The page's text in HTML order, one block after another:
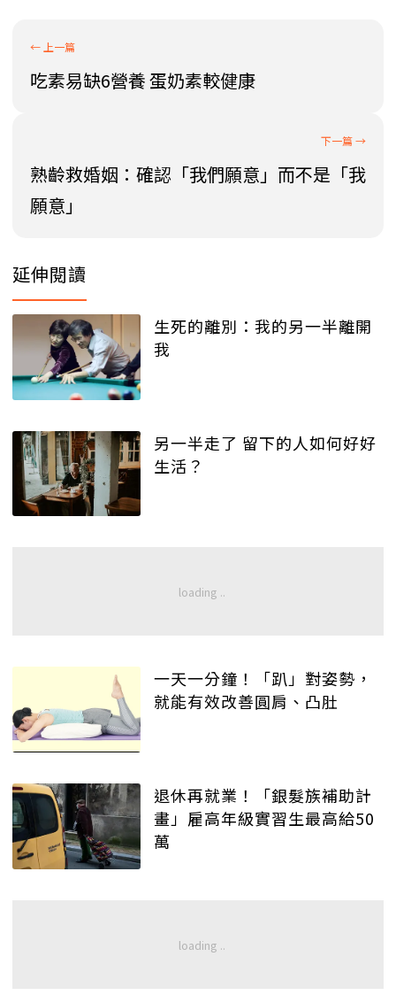
吃素易缺6營養 蛋奶素較健康
熟齡救婚姻：確認「我們願意」而不是「我
願意」
延伸閱讀
生死的離別：我的另一半離開
我
另一半走了 留下的人如何好好
生活？
一天一分鐘！「趴」對姿勢，
就能有效改善圓肩、凸肚
退休再就業！「銀髮族補助計
畫」雇高年級實習生最高給50
萬